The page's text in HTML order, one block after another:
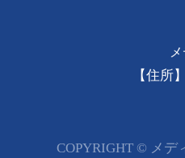
【住所
COPYRIGHT © メ